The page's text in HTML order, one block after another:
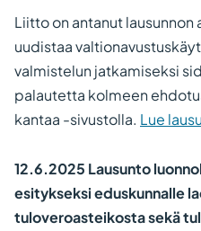
Liitto on antanut
uudistaa
valmistelun jatkamiseksi
palautetta kolmeen
kantaa -sivustolla. Lue
12.6.2025 Lausunto
esitykseksi eduskunnalle
tuloveroasteikosta sekä